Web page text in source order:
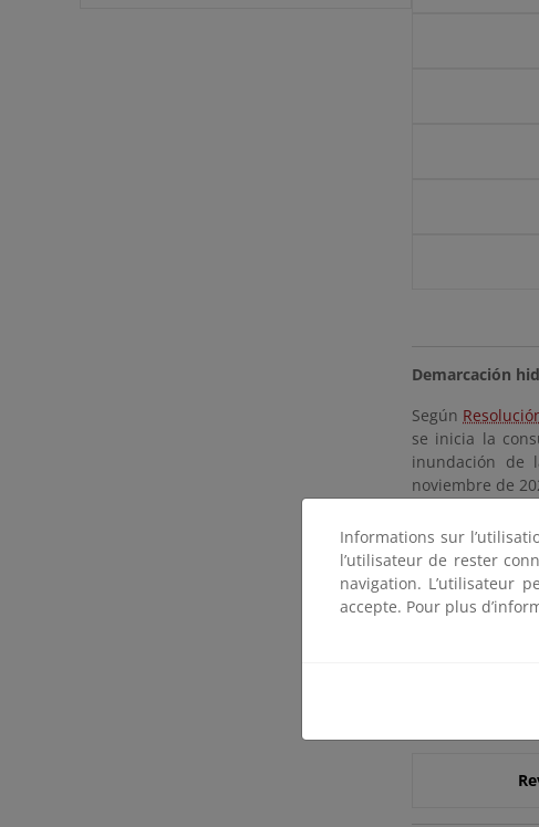
Demarcación
Según
se inicia la
inundación de
noviembre de
Demarcación
septiembre
preliminar del
ámbito de las
Informations sur
l’utilisateur de rester
navigation. L’utilisateur
accepte. Pour plus